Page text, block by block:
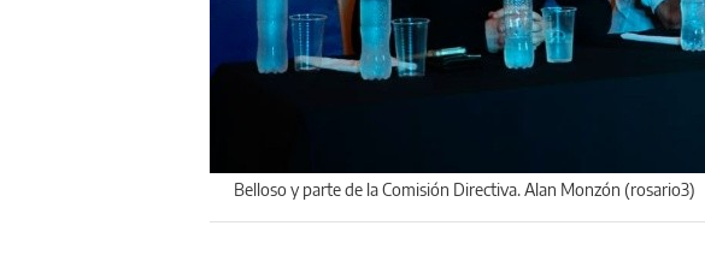
Belloso y parte de la Comisión Directiva. Alan Monzón (rosario3)